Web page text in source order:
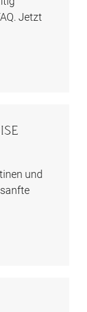
Jetzt
und